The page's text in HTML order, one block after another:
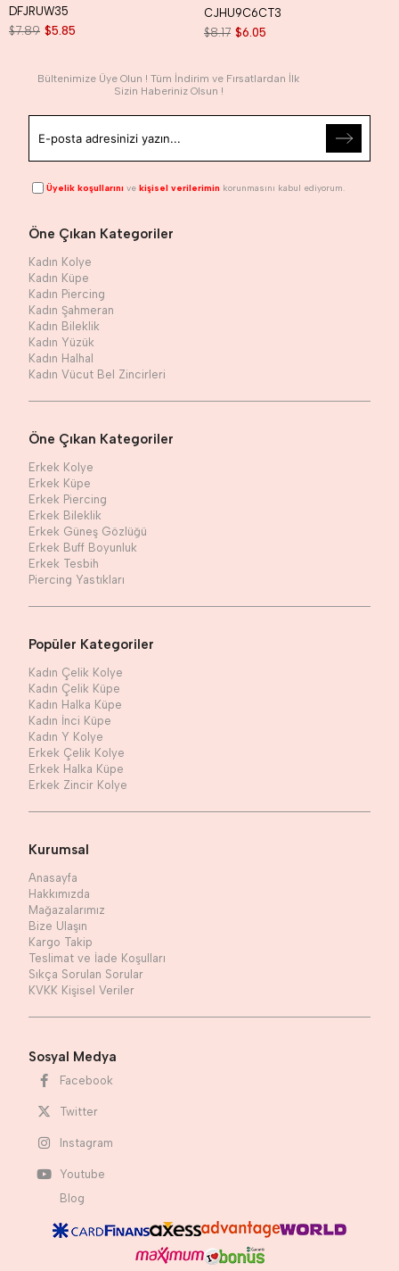
DFJRUW35
$5.85
$7.89
CJHU9C6CT3
$6.05
$8.17
Bültenimize Üye Olun ! Tüm İndirim ve Fırsatlardan İlk
Sizin Haberiniz Olsun !
Üyelik koşullarını vekişisel verilerimin korunmasını kabul ediyorum.
Öne Çıkan Kategoriler
Kadın Kolye
Kadın Küpe
Kadın Piercing
Kadın Şahmeran
Kadın Bileklik
Kadın Yüzük
Kadın Halhal
Kadın Vücut Bel Zincirleri
Öne Çıkan Kategoriler
Erkek Kolye
Erkek Küpe
Erkek Piercing
Erkek Bileklik
Erkek Güneş Gözlüğü
Erkek Buff Boyunluk
Erkek Tesbih
Piercing Yastıkları
Popüler Kategoriler
Kadın Çelik Kolye
Kadın Çelik Küpe
Kadın Halka Küpe
Kadın İnci Küpe
Kadın Y Kolye
Erkek Çelik Kolye
Erkek Halka Küpe
Erkek Zincir Kolye
Kurumsal
Anasayfa
Hakkımızda
Mağazalarımız
Bize Ulaşın
Kargo Takip
Teslimat ve İade Koşulları
Sıkça Sorulan Sorular
KVKK Kişisel Veriler
Sosyal Medya
Facebook
Twitter
Instagram
Youtube
Blog